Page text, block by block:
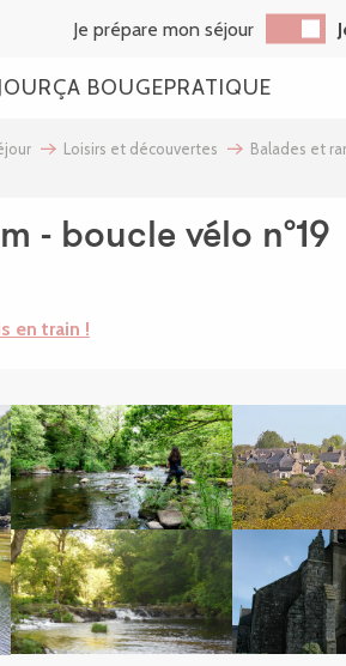
Je prépare mon séjour
ÇA BOUGEPRATIQUE
Loisirs et découvertes Balades et
- boucle vélo n°19
en train !